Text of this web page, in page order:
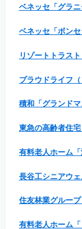
ベネッセ「グラニ
ベネッセ「ボンセ
リゾートトラス
プラウドライフ
積和「グランドマ
東急の高齢者住宅
有料老人ホーム「
長谷工シニアウ
住友林業グループ
有料老人ホーム「